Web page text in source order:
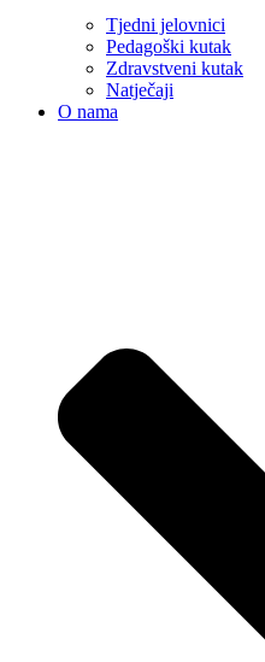
Tjedni jelovnici
Pedagoški kutak
Zdravstveni kutak
Natječaji
O nama